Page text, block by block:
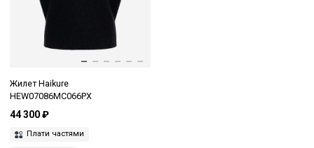
Жилет Haikure
HEW07086MC066PX
44 300 ₽
Плати частями